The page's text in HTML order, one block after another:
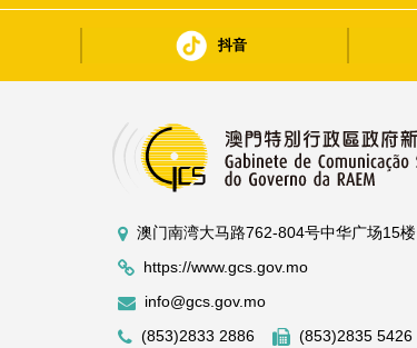
抖音
澳门南湾大马路762-804号中华广场15楼
https://www.gcs.gov.mo
info@gcs.gov.mo
(853)2833 2886
(853)2835 5426